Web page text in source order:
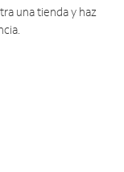
una tienda y haz